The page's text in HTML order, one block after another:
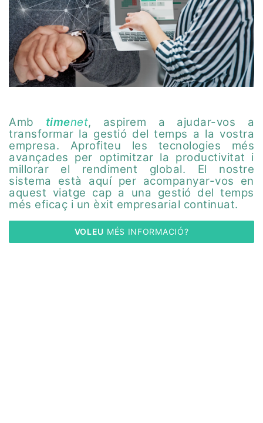
Amb timenet, aspirem a ajudar-vos a
transformar la gestió del temps a la vostra
empresa. Aprofiteu les tecnologies més
avançades per optimitzar la productivitat i
millorar el rendiment global. El nostre
sistema està aquí per acompanyar-vos en
aquest viatge cap a una gestió del temps
més eficaç i un èxit empresarial continuat.
VOLEU MÉS INFORMACIÓ?